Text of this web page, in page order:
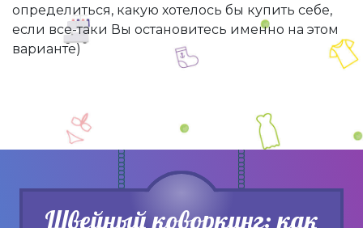
определиться, какую хотелось бы купить себе,
если все-таки Вы остановитесь именно на этом
варианте)
Швейный коворкинг: как